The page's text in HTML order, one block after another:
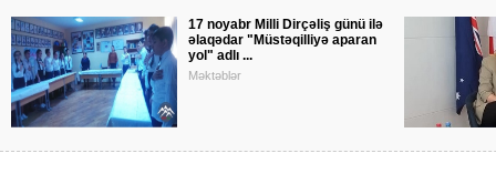
17 noyabr Milli Dirçəliş günü ilə
əlaqədar "Müstəqilliyə aparan
yol" adlı ...
Məktəblər